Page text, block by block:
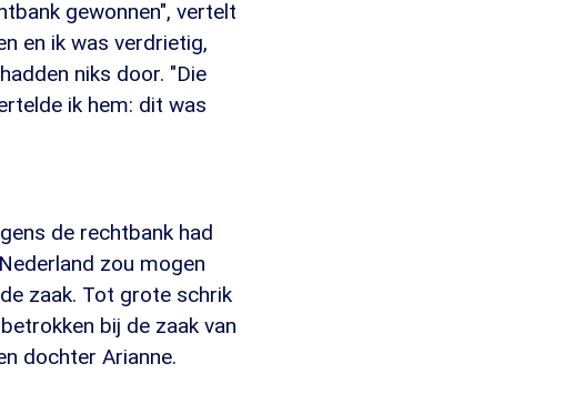
gewonnen", vertelt
en ik was verdrietig,
niks door. "Die
ik hem: dit was
de rechtbank had
zou mogen
zaak. Tot grote schrik
bij de zaak van
dochter Arianne.